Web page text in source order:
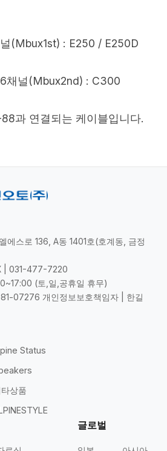
(Mbux1st) : E250 / E250D
채널(Mbux2nd) : C300
과 연결되는 케이블입니다.
에스로 136, A동 1401호(호계동, 금정
| 031-477-7220
(토,일,공휴일 휴무)
07276 개인정보보호책임자 | 한길
Status
상품
글로벌